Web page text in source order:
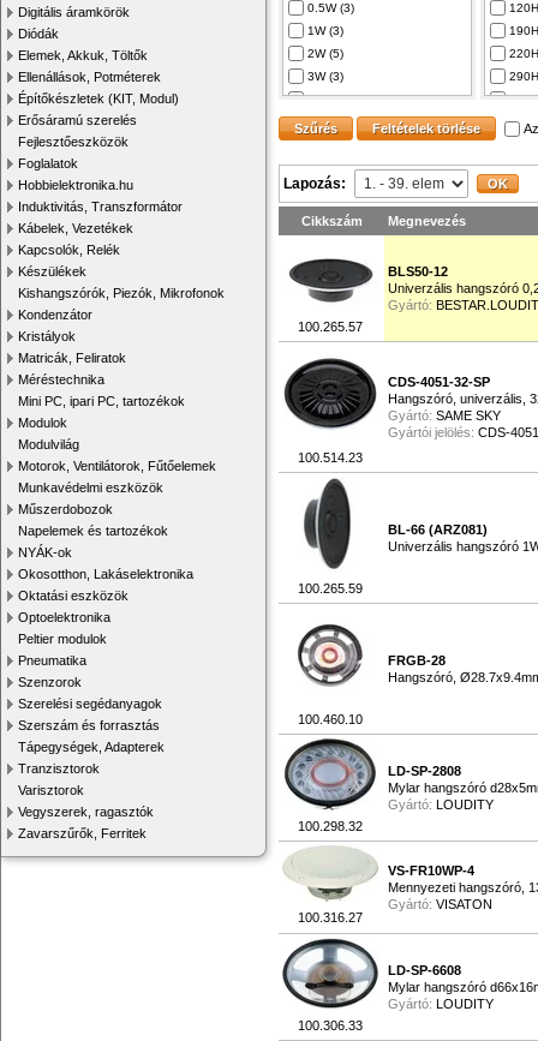
Digitális áramkörök
Diódák
Elemek, Akkuk, Töltők
Ellenállások, Potméterek
Építőkészletek (KIT, Modul)
Erősáramú szerelés
Fejlesztőeszközök
Foglalatok
Hobbielektronika.hu
Induktivitás, Transzformátor
Kábelek, Vezetékek
Kapcsolók, Relék
Készülékek
Kishangszórók, Piezók, Mikrofonok
Kondenzátor
Kristályok
Matricák, Feliratok
Méréstechnika
Mini PC, ipari PC, tartozékok
Modulok
Modulvilág
Motorok, Ventilátorok, Fűtőelemek
Munkavédelmi eszközök
Műszerdobozok
Napelemek és tartozékok
NYÁK-ok
Okosotthon, Lakáselektronika
Oktatási eszközök
Optoelektronika
Peltier modulok
Pneumatika
Szenzorok
Szerelési segédanyagok
Szerszám és forrasztás
Tápegységek, Adapterek
Tranzisztorok
Varisztorok
Vegyszerek, ragasztók
Zavarszűrők, Ferritek
0.5W (3)
1W (3)
2W (5)
3W (3)
4W (1)
8Ω (1)
8W (1)
10W (1)
30W (3)
50W (1)
80W (3)
Lapozás:
Cikkszám Megnevezés
100.265.57
BLS50-12
Univerzális hangszóró
Gyártó:
100.514.23
CDS-4051-32-SP
Hangszóró, univerzális,
Gyártó: SAME SKY
Gyártói jelölés: CDS-
100.265.59
BL-66 (ARZ081)
Univerzális hangszóró
100.460.10
FRGB-28
Hangszóró,
100.298.32
LD-SP-2808
Mylar hangszóró
Gyártó: LOUDITY
100.316.27
VS-FR10WP-4
Mennyezeti hangszóró,
Gyártó: VISATON
100.306.33
LD-SP-6608
Mylar hangszóró
Gyártó: LOUDITY